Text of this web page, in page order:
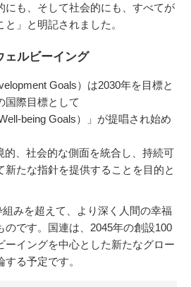
にも、そして社会的にも、すべてが
」と明記されました。
ェルビーイング
Goals）は2030年を目標と
国際目標として
being Goals）」が提唱され始め
的、社会的な側面を統合し、持続可
新たな指針を提供することを目的と
みを超えて、より深く人間の幸福
のです。​国連は、2045年の創設100
ーイングを中心とした新たなグロー
る予定です。